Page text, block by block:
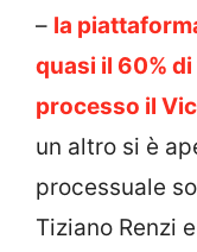
– la
quasi il 60%
processo il
un altro si è
processuale
Tiziano Renzi